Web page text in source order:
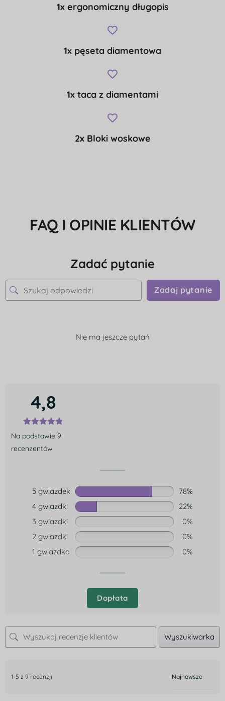
1x ergonomiczny długopis
1x pęseta diamentowa
1x taca z diamentami
2x Bloki woskowe
FAQ I OPINIE KLIENTÓW
Zadać pytanie
Zadaj pytanie
Nie ma jeszcze pytań
4,8
Na podstawie 9
recenzentów
5 gwiazdek
78%
4 gwiazdki
22%
3 gwiazdki
0%
2 gwiazdki
0%
1 gwiazdka
0%
Dopłata
Wyszukiwarka
1-5 z 9 recenzji